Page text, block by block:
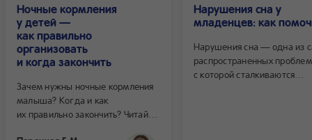
Ночные кормления
у детей —
как правильно
организовать
и когда закончить
Зачем нужны ночные кормления
малыша? Когда и как
их правильно закончить? Читайте
Нарушения сна у
младенцев: как
Нарушения сна — одна из
распространенных
с которой сталкиваются